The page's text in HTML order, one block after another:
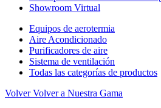
Showroom Virtual
Equipos de aerotermia
Aire Acondicionado
Purificadores de aire
Sistema de ventilación
Todas las categorías de productos
Volver Volver a Nuestra Gama